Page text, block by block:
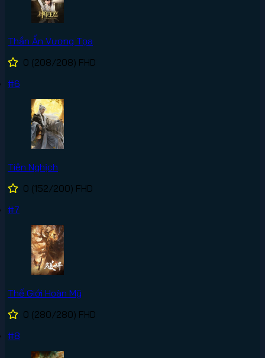
Thần Ấn Vương Tọa
0 (208/208) FHD
#6
Tiên Nghịch
0 (152/200) FHD
#7
Thế Giới Hoàn Mỹ
0 (280/280) FHD
#8